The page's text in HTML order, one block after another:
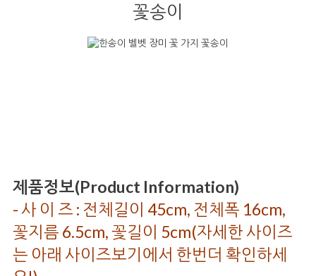
꽃송이
제품정보(Product Information)
- 사 이 즈 : 전체길이 45cm, 전체폭 16cm,
꽃지름 6.5cm, 꽃길이 5cm(자세한 사이즈
는 아래 사이즈보기에서 한번더 확인하세